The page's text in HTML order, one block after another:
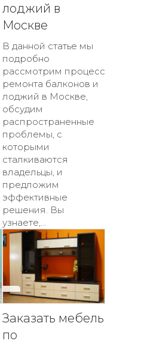
лоджий в
Москве
В данной статье мы
подробно
рассмотрим процесс
ремонта балконов и
лоджий в Москве,
обсудим
распространенные
проблемы, с
которыми
сталкиваются
владельцы, и
предложим
эффективные
решения. Вы
узнаете,...
Заказать мебель
по